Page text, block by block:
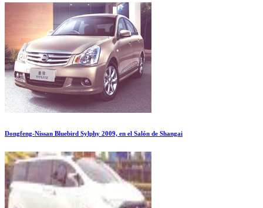
Dongfeng-Nissan Bluebird Sylphy 2009, en el Salón de Shangai